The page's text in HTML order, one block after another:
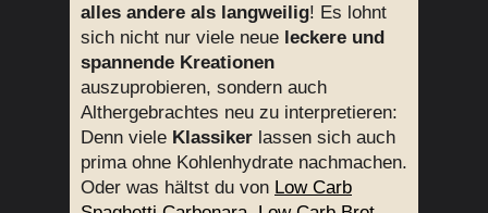
alles andere als langweilig! Es lohnt
sich nicht nur viele neue leckere und
spannende Kreationen
auszuprobieren, sondern auch
Althergebrachtes neu zu interpretieren:
Denn viele Klassiker lassen sich auch
prima ohne Kohlenhydrate nachmachen.
Oder was hältst du von Low Carb